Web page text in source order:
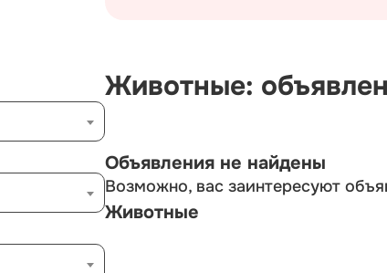
Животные:
Объявления не найдены
Возможно, вас заинтересуют
Животные